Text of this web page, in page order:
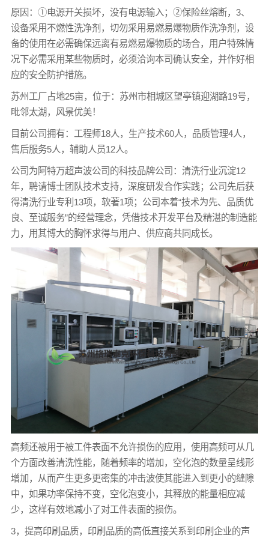
原因：①电源开关损坏，没有电源输入；②保险丝熔断，3、
设备采用不燃性洗净剂，切勿采用易燃易爆物质作洗净剂，设
备的使用在必需确保远离有易燃易爆物质的场合，用户特殊情
况下必需采用某些物质时，必须洽询本司确认安全，并作好相
应的安全防护措施。
苏州工厂占地25亩，位于：苏州市相城区望亭镇迎湖路19号，
毗邻太湖，风景优美！
目前公司拥有：工程师18人，生产技术60人，品质管理4人，
售后服务5人，辅助人员12人。
公司为阿特万超声波公司的科技品牌公司：清洗行业沉淀12
年，聘请博士团队技术支持，深度研发合作实践；公司先后获
得清洗行业专利13项，软著1项；公司本着“技术为先、品质优
良、至诚服务”的经营理念，凭借技术开发平台及精湛的制造能
力，用其博大的胸怀求得与用户、供应商共同成长。
高频还被用于被工件表面不允许损伤的应用，使用高频可从几
个方面改善清洗性能，随着频率的增加，空化泡的数量呈线形
增加，从而产生更多更密集的冲击波使其能进入到更小的缝隙
中，如果功率保持不变，空化泡变小，其释放的能量相应减
少，这样有效地减小了对工件表面的损伤。
3，提高印刷品质，印刷品质的高低直接关系到印刷企业的声